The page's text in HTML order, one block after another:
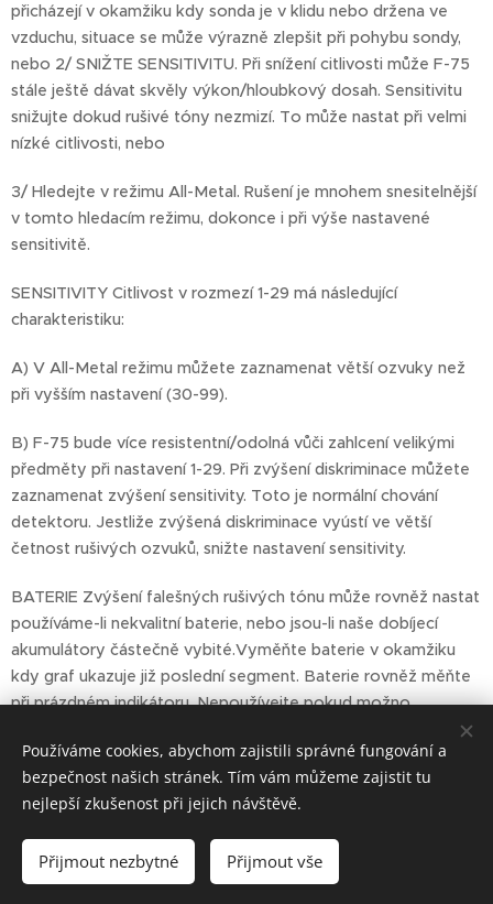
přicházejí v okamžiku kdy sonda je v klidu nebo držena ve
vzduchu, situace se může výrazně zlepšit při pohybu sondy,
nebo 2/ SNIŽTE SENSITIVITU. Při snížení citlivosti může F-75
stále ještě dávat skvěly výkon/hloubkový dosah. Sensitivitu
snižujte dokud rušivé tóny nezmizí. To může nastat při velmi
nízké citlivosti, nebo
3/ Hledejte v režimu All-Metal. Rušení je mnohem snesitelnější
v tomto hledacím režimu, dokonce i při výše nastavené
sensitivitě.
SENSITIVITY Citlivost v rozmezí 1-29 má následující
charakteristiku:
A) V All-Metal režimu můžete zaznamenat větší ozvuky než
při vyšším nastavení (30-99).
B) F-75 bude více resistentní/odolná vůči zahlcení velikými
předměty při nastavení 1-29. Při zvýšení diskriminace můžete
zaznamenat zvýšení sensitivity. Toto je normální chování
detektoru. Jestliže zvýšená diskriminace vyústí ve větší
četnost rušivých ozvuků, snižte nastavení sensitivity.
BATERIE Zvýšení falešných rušivých tónu může rovněž nastat
používáme-li nekvalitní baterie, nebo jsou-li naše dobíjecí
akumulátory částečně vybité.Vyměňte baterie v okamžiku
kdy graf ukazuje již poslední segment. Baterie rovněž měňte
při prázdném indikátoru. Nepoužívejte pokud možno
Vložte svůj text...
Vytvořeno službou Cookies
Používáme cookies, abychom zajistili správné fungování a
bezpečnost našich stránek. Tím vám můžeme zajistit tu
nejlepší zkušenost při jejich návštěvě.
Přijmout nezbytné Přijmout vše